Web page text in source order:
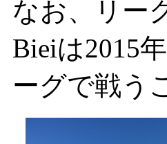
なお、リー
Bieiは2015
ーグで戦う